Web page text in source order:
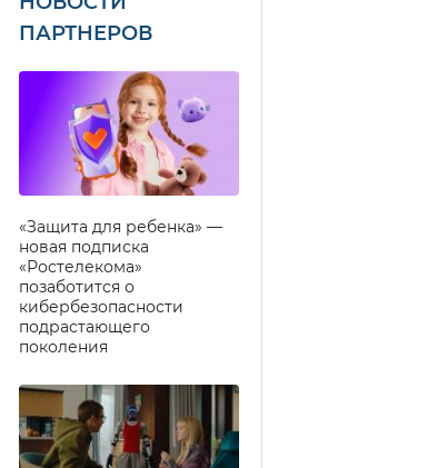
ПАРТНЕРОВ
«Защита для ребенка» —
новая подписка
«Ростелекома»
позаботится о
кибербезопасности
подрастающего
поколения